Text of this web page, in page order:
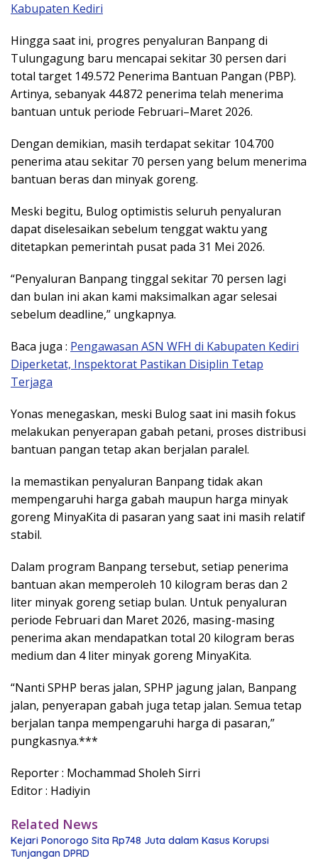
Kabupaten Kediri
Hingga saat ini, progres penyaluran Banpang di
Tulungagung baru mencapai sekitar 30 persen dari
total target 149.572 Penerima Bantuan Pangan (PBP).
Artinya, sebanyak 44.872 penerima telah menerima
bantuan untuk periode Februari–Maret 2026.
Dengan demikian, masih terdapat sekitar 104.700
penerima atau sekitar 70 persen yang belum menerima
bantuan beras dan minyak goreng.
Meski begitu, Bulog optimistis seluruh penyaluran
dapat diselesaikan sebelum tenggat waktu yang
ditetapkan pemerintah pusat pada 31 Mei 2026.
“Penyaluran Banpang tinggal sekitar 70 persen lagi
dan bulan ini akan kami maksimalkan agar selesai
sebelum deadline,” ungkapnya.
Baca juga : Pengawasan ASN WFH di Kabupaten Kediri
Diperketat, Inspektorat Pastikan Disiplin Tetap
Terjaga
Yonas menegaskan, meski Bulog saat ini masih fokus
melakukan penyerapan gabah petani, proses distribusi
bantuan pangan tetap akan berjalan paralel.
Ia memastikan penyaluran Banpang tidak akan
mempengaruhi harga gabah maupun harga minyak
goreng MinyaKita di pasaran yang saat ini masih relatif
stabil.
Dalam program Banpang tersebut, setiap penerima
bantuan akan memperoleh 10 kilogram beras dan 2
liter minyak goreng setiap bulan. Untuk penyaluran
periode Februari dan Maret 2026, masing-masing
penerima akan mendapatkan total 20 kilogram beras
medium dan 4 liter minyak goreng MinyaKita.
“Nanti SPHP beras jalan, SPHP jagung jalan, Banpang
jalan, penyerapan gabah juga tetap jalan. Semua tetap
berjalan tanpa mempengaruhi harga di pasaran,”
pungkasnya.***
Reporter : Mochammad Sholeh Sirri
Editor : Hadiyin
Related News
Kejari Ponorogo Sita Rp748 Juta dalam Kasus Korupsi
Tunjangan DPRD